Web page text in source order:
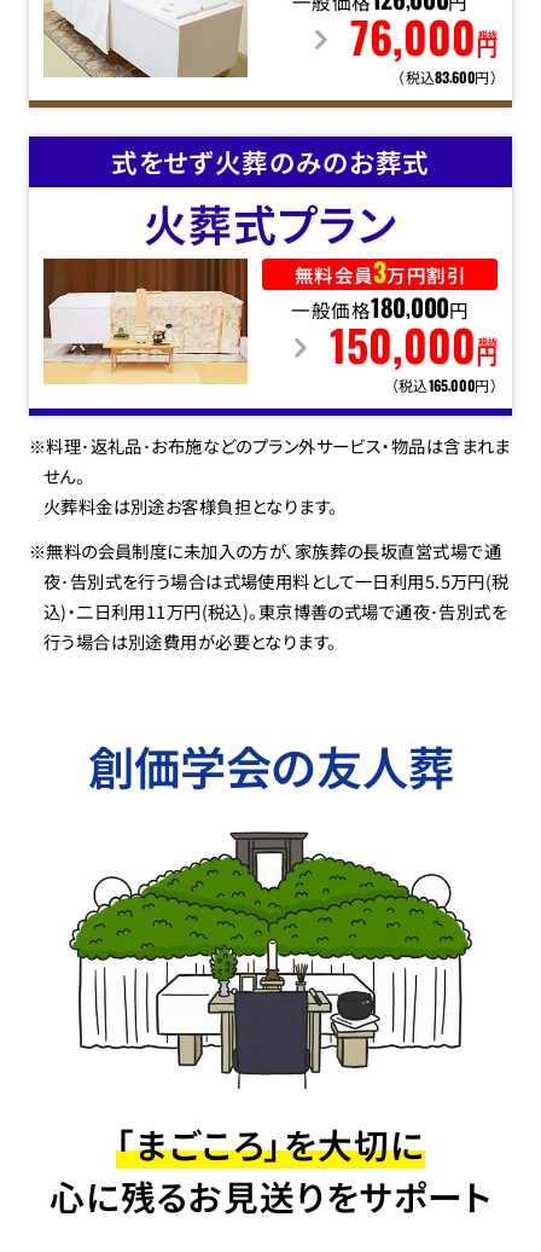
76,000 円
税抜
（税込83,600円）
式をせず火葬のみのお葬式
火葬式プラン
無料会員3万円割引
一般価格180,000円
150,000 円
税抜
（税込165,000円）
※料理･返礼品･お布施などのプラン外サービス・物品は含まれま
せん。
火葬料金は別途お客様負担となります。
※無料の会員制度に未加入の方が、家族葬の長坂直営式場で通
夜･告別式を行う場合は式場使用料として一日利用5.5万円(税
込)・二日利用11万円(税込)。東京博善の式場で通夜･告別式を
行う場合は別途費用が必要となります。
創価学会の友人葬
「まごころ」を大切に
心に残るお見送りをサポート